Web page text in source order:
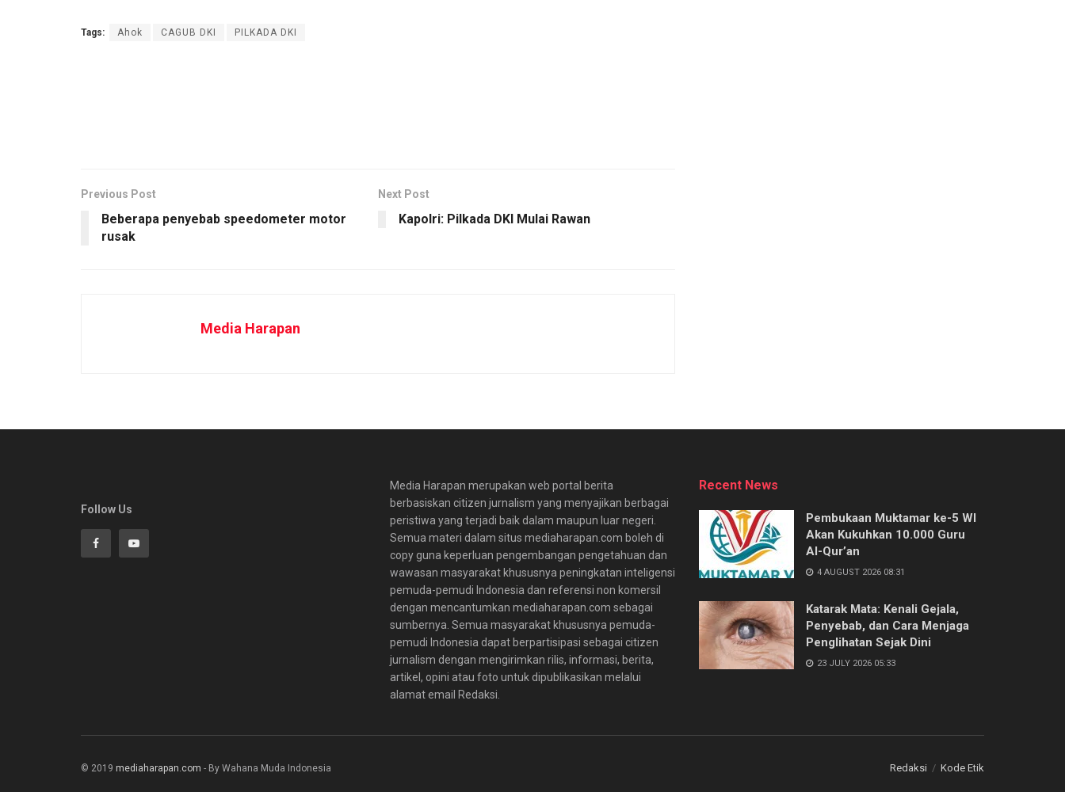
Tags: Ahok CAGUB DKI PILKADA DKI
Previous Post
Beberapa penyebab speedometer motor
rusak
Next Post
Kapolri: Pilkada DKI Mulai Rawan
Media Harapan
Follow Us
Media Harapan merupakan web portal berita
berbasiskan citizen jurnalism yang menyajikan berbagai
peristiwa yang terjadi baik dalam maupun luar negeri.
Semua materi dalam situs mediaharapan.com boleh di
copy guna keperluan pengembangan pengetahuan dan
wawasan masyarakat khususnya peningkatan inteligensi
pemuda-pemudi Indonesia dan referensi non komersil
dengan mencantumkan mediaharapan.com sebagai
sumbernya. Semua masyarakat khususnya pemuda-
pemudi Indonesia dapat berpartisipasi sebagai citizen
jurnalism dengan mengirimkan rilis, informasi, berita,
artikel, opini atau foto untuk dipublikasikan melalui
alamat email Redaksi.
Recent News
Pembukaan Muktamar ke-5 WI
Akan Kukuhkan 10.000 Guru
Al-Qur’an
4 AUGUST 2026 08:31
Katarak Mata: Kenali Gejala,
Penyebab, dan Cara Menjaga
Penglihatan Sejak Dini
23 JULY 2026 05:33
Redaksi Kode Etik
© 2019 mediaharapan.com - By Wahana Muda Indonesia